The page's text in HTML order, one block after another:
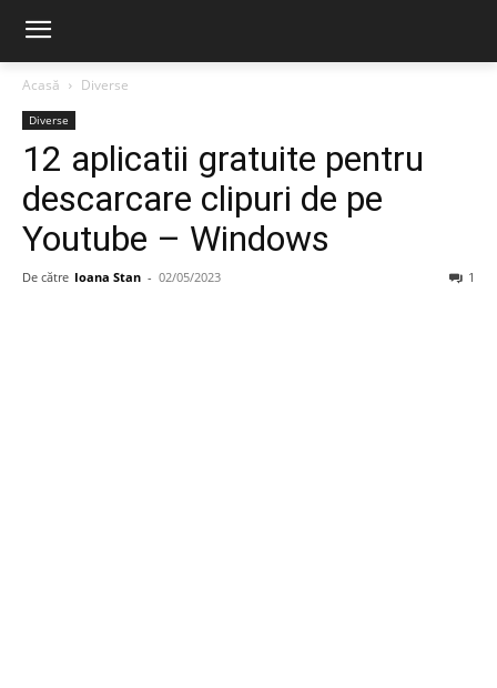
Acasă Diverse
Diverse
12 aplicatii gratuite pentru
descarcare clipuri de pe
Youtube – Windows
De către Ioana Stan - 02/05/2023 1